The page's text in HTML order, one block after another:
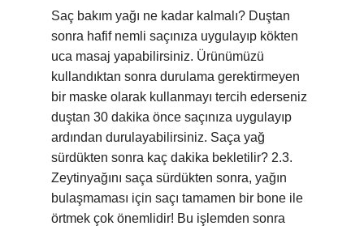
Saç bakım yağı ne kadar kalmalı? Duştan
sonra hafif nemli saçınıza uygulayıp kökten
uca masaj yapabilirsiniz. Ürünümüzü
kullandıktan sonra durulama gerektirmeyen
bir maske olarak kullanmayı tercih ederseniz
duştan 30 dakika önce saçınıza uygulayıp
ardından durulayabilirsiniz. Saça yağ
sürdükten sonra kaç dakika bekletilir? 2.3.
Zeytinyağını saça sürdükten sonra, yağın
bulaşmaması için saçı tamamen bir bone ile
örtmek çok önemlidir! Bu işlemden sonra